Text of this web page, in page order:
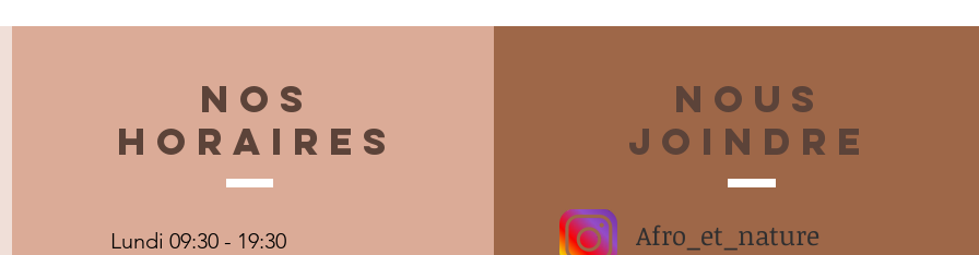
Nos
horaires
Lundi 09:30 - 19:30
Nous
joindre
Afro_et_nature